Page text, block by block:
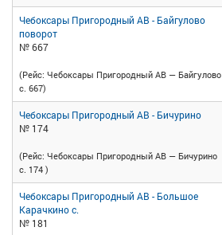
Чебоксары Пригородный АВ - Байгулово
поворот
№ 667
(Рейс: Чебоксары Пригородный АВ — Байгулово
с. 667)
Чебоксары Пригородный АВ - Бичурино
№ 174
(Рейс: Чебоксары Пригородный АВ — Бичурино
с. 174 )
Чебоксары Пригородный АВ - Большое
Карачкино с.
№ 181